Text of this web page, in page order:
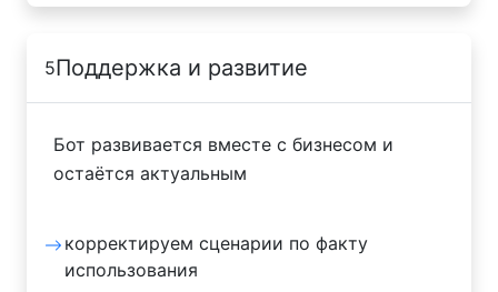
5Поддержка и развитие
Бот развивается вместе с бизнесом и
остаётся актуальным
корректируем сценарии по факту
использования